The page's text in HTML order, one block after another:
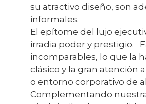
su atractivo diseño, son
informales.
El epítome del lujo
irradia poder y prestigio.
incomparables, lo que la
clásico y la gran atención
o entorno corporativo de
Complementando